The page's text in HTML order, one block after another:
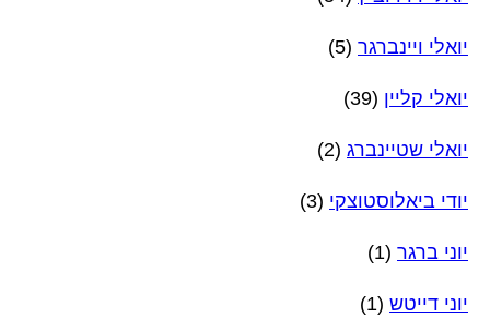
יואלי ויינברגר (5)
יואלי קליין (39)
יואלי שטיינברג (2)
יודי ביאלוסטוצקי (3)
יוני ברגר (1)
יוני דייטש (1)